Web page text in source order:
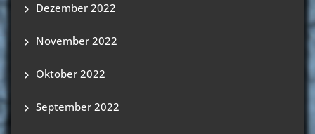
Dezember 2022
November 2022
Oktober 2022
September 2022